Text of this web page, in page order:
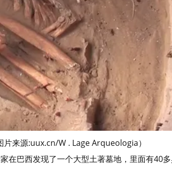
来源:uux.cn/W . Lage Arqueologia）
在巴西发现了一个大型土著墓地，里面有40